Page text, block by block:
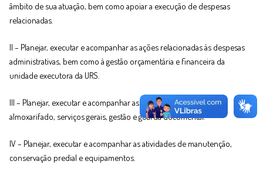
âmbito de sua atuação, bem como apoiar a execução de despesas
relacionadas.
II – Planejar, executar e acompanhar as ações relacionadas às despesas
administrativas, bem como à gestão orçamentária e financeira da
unidade executora da URS.
III – Planejar, executar e acompanhar as atividades de protocolo,
almoxarifado, serviços gerais, gestão e guarda documental.
IV – Planejar, executar e acompanhar as atividades de manutenção,
conservação predial e equipamentos.